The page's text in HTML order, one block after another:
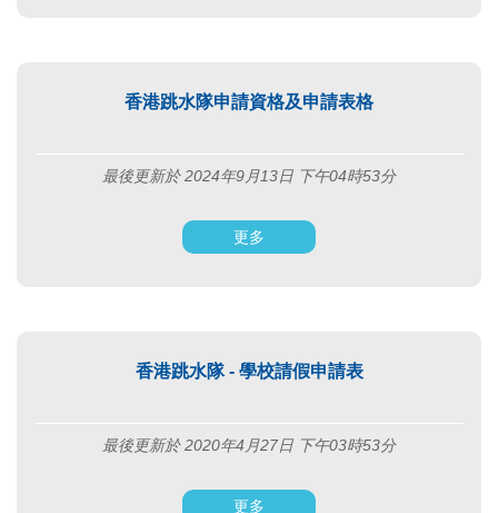
香港跳水隊申請資格及申請表格
最後更新於 2024年9月13日 下午04時53分
更多
香港跳水隊 - 學校請假申請表
最後更新於 2020年4月27日 下午03時53分
更多